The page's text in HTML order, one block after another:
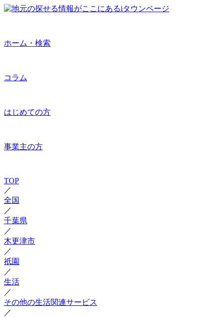
ホーム・検索
コラム
はじめての方
事業主の方
TOP
／
全国
／
千葉県
／
木更津市
／
祇園
／
生活
／
その他の生活関連サービス
／